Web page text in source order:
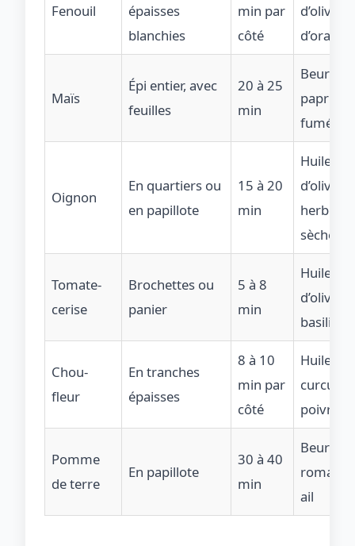
Fenouil
épaisses
blanchies
min par
côté
d’olive,
d’orange
Maïs
Épi entier, avec
feuilles
20 à 25
min
Beurre,
paprika
fumé
Oignon
En quartiers ou
en papillote
15 à 20
min
Huile
d’olive,
herbes
sèches
Tomate-
cerise
Brochettes ou
panier
5 à 8
min
Huile
d’olive,
basilic
Chou-
fleur
En tranches
épaisses
8 à 10
min par
côté
Huile,
poivre
Pomme
de terre
En papillote
30 à 40
min
Beurre,
romarin,
ail